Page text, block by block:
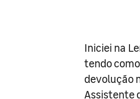
Iniciei na
tendo
devolução
Assistente